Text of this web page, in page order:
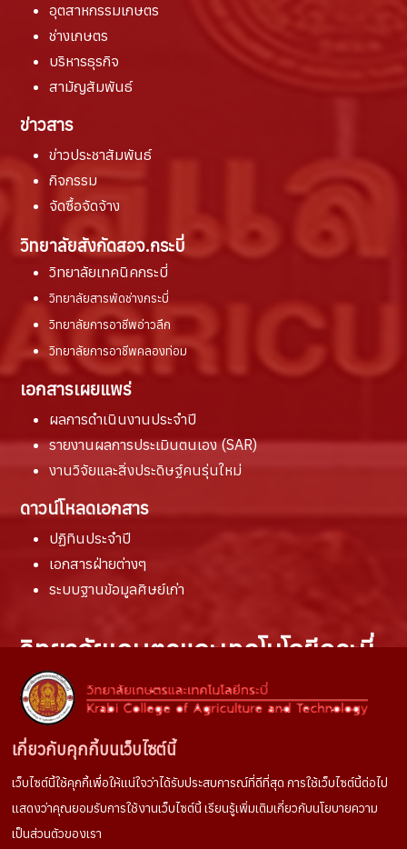
เกี่ยวกับคุกกี้บนเว็บไซต์นี้
เว็บไซต์นี้ใช้คุกกี้เพื่อให้แน่ใจว่าได้รับประสบการณ์ที่ดีที่สุด การใช้เว็บไซต์นี้ต่อไป
แสดงว่าคุณยอมรับการใช้งานเว็บไซต์นี้ เรียนรู้เพิ่มเติมเกี่ยวกับนโยบายความ
เป็นส่วนตัวของเรา
อุตสาหกรรมเกษตร
ช่างเกษตร
บริหารธุรกิจ
สามัญสัมพันธ์
ข่าวสาร
ข่าวประชาสัมพันธ์
กิจกรรม
จัดซื้อจัดจ้าง
วิทยาลัยสังกัดสอจ.กระบี่
วิทยาลัยเทคนิคกระบี่
วิทยาลัยสารพัดช่างกระบี่
วิทยาลัยการอาชีพอ่าวลึก
วิทยาลัยการอาชีพคลองท่อม
เอกสารเผยแพร่
ผลการดำเนินงานประจำปี
รายงานผลการประเมินตนเอง (SAR)
งานวิจัยและสิ่งประดิษฐ์คนรุ่นใหม่
ดาวน์โหลดเอกสาร
ปฏิทินประจำปี
เอกสารฝ่ายต่างๆ
ระบบฐานข้อมูลศิษย์เก่า
วิทยาลัยเกษตรและเทคโนโลยีกระบี่
สถานที่ติดต่อ :
100 หมู่ที่ 6 ตำบลห้วยยูง
อำเภอเหนือคลอง จังหวัดกระบี่
ช่องทางการติดต่อ :
Tel. 075666022
Facebook: งานประชาสัมพันธ์วษท.กระบี่